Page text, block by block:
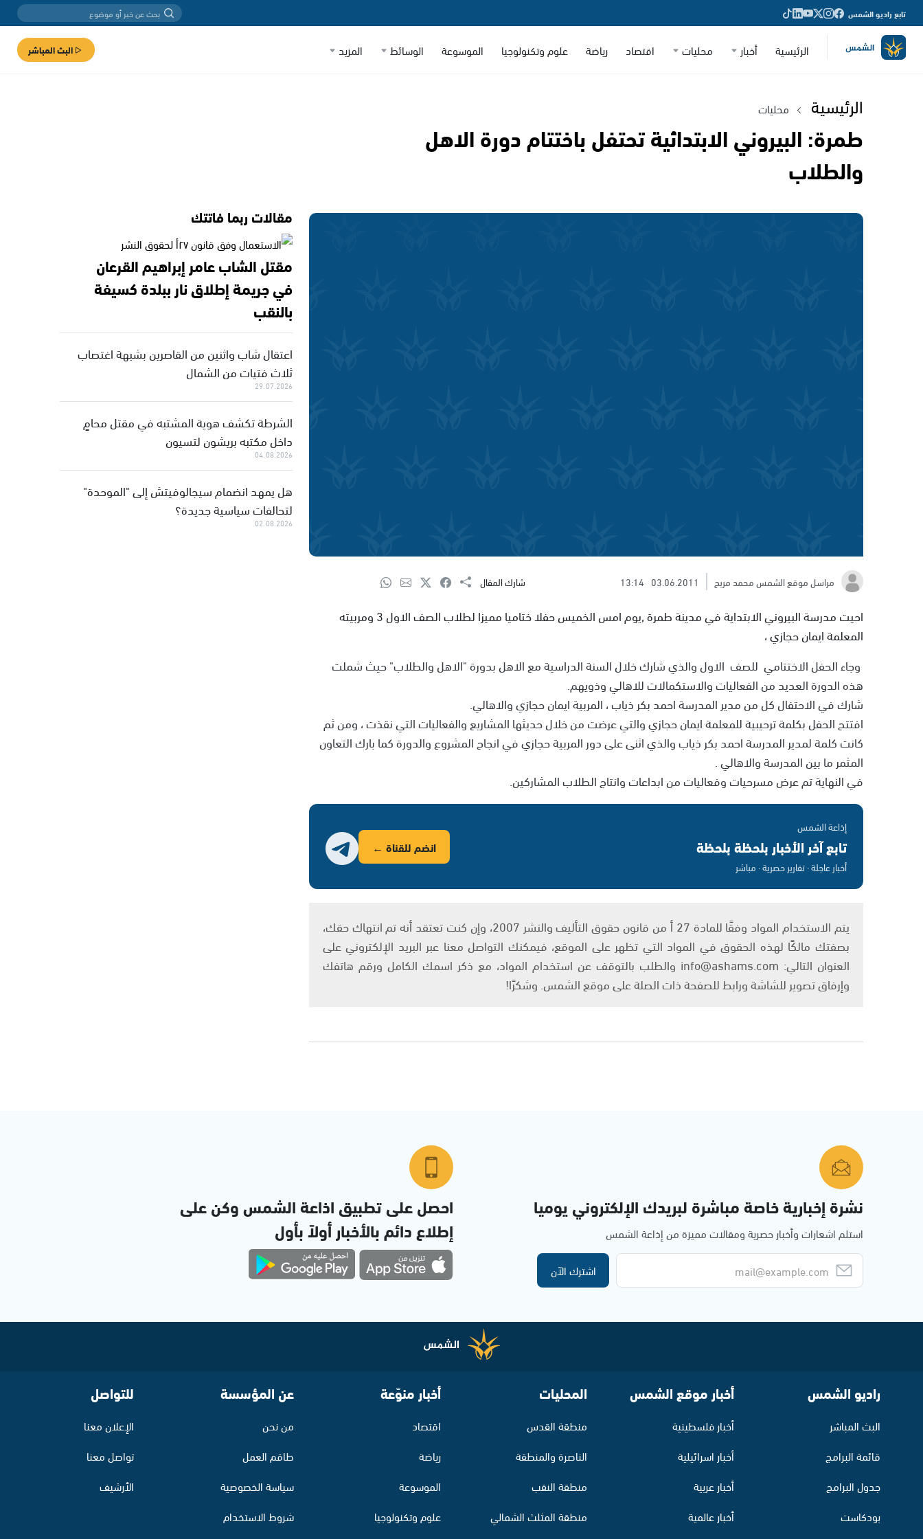
تابع راديو الشمس
الرئيسية أخبار محليات اقتصاد رياضة علوم وتكنولوجيا الموسوعة الوسائط المزيد البث المباشر
الرئيسية محليات
طمرة: البيروني الابتدائية تحتفل باختتام دورة الاهل
والطلاب
مراسل موقع الشمس محمد مريح 03.06.2011
13:14 شارك المقال
احيت مدرسة البيروني الابتداية في مدينة طمرة ,يوم امس الخميس حفلا ختاميا مميزا لطلاب الصف الاول 3 ومربيته
المعلمة ايمان حجازي ،
وجاء الحفل الاختتامي للصف الاول والذي شارك خلال السنة الدراسية مع الاهل بدورة "الاهل والطلاب" حيث شملت
هذه الدورة العديد من الفعاليات والاستكمالات للاهالي وذويهم.
شارك في الاحتفال كل من مدير المدرسة احمد بكر ذياب ، المربية ايمان حجازي والاهالي.
افتتح الحفل بكلمة ترحيبية للمعلمة ايمان حجازي والتي عرضت من خلال حديثها المشاريع والفعاليات التي نقذت ، ومن ثم
كانت كلمة لمدير المدرسة احمد بكر ذياب والذي اثنى على دور المربية حجازي في انجاح المشروع والدورة كما بارك التعاون
المثمر ما بين المدرسة والاهالي .
في النهاية تم عرض مسرحيات وفعاليات من ابداعات وانتاج الطلاب المشاركين.
إذاعة الشمس
تابع آخر الأخبار بلحظة بلحظة
أخبار عاجلة · تقارير حصرية · مباشر
انضم للقناة ←
يتم الاستخدام المواد وفقًا للمادة 27 أ من قانون حقوق التأليف والنشر 2007، وإن كنت تعتقد أنه تم انتهاك حقك،
بصفتك مالكًا لهذه الحقوق في المواد التي تظهر على الموقع، فيمكنك التواصل معنا عبر البريد الإلكتروني على
العنوان التالي: info@ashams.com والطلب بالتوقف عن استخدام المواد، مع ذكر اسمك الكامل ورقم هاتفك
وإرفاق تصوير للشاشة ورابط للصفحة ذات الصلة على موقع الشمس. وشكرًا!
مقالات ربما فاتتك
مقتل الشاب عامر إبراهيم القرعان
في جريمة إطلاق نار ببلدة كسيفة
بالنقب
اعتقال شاب واثنين من القاصرين بشبهة اغتصاب
ثلاث فتيات من الشمال
29.07.2026
الشرطة تكشف هوية المشتبه في مقتل محامٍ
داخل مكتبه بريشون لتسيون
04.08.2026
هل يمهد انضمام سيجالوفيتش إلى "الموحدة"
لتحالفات سياسية جديدة؟
02.08.2026
نشرة إخبارية خاصة مباشرة لبريدك الإلكتروني يوميا
استلم اشعارات وأخبار حصرية ومقالات مميزة من إذاعة الشمس
اشترك الآن
احصل على تطبيق اذاعة الشمس وكن على
إطلاع دائم بالأخبار أولاً بأول
راديو الشمس
البث المباشر
قائمة البرامج
جدول البرامج
بودكاست
أخبار موقع الشمس
أخبار فلسطينية
أخبار اسرائيلية
أخبار عربية
أخبار عالمية
المحليات
منطقة القدس
الناصرة والمنطقة
منطقة النقب
منطقة المثلث الشمالي
أخبار منوّعة
اقتصاد
رياضة
الموسوعة
علوم وتكنولوجيا
عن المؤسسة
من نحن
طاقم العمل
سياسة الخصوصية
شروط الاستخدام
للتواصل
الإعلان معنا
تواصل معنا
الأرشيف